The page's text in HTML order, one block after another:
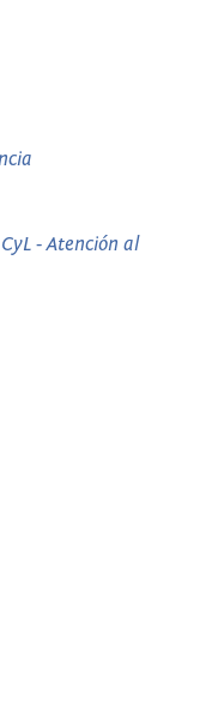
- Atención al